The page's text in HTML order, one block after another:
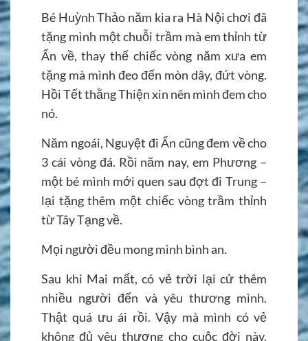
Bé Huỳnh Thảo năm kia ra Hà Nội chơi đã
tặng mình một chuỗi trầm mà em thỉnh từ
Ấn về, thay thế chiếc vòng năm xưa em
tặng mà mình đeo đến mòn dây, đứt vòng.
Hồi Tết thằng Thiện xin nên mình đem cho
nó.
Năm ngoái, Nguyệt đi Ấn cũng đem về cho
3 cái vòng đá. Rồi năm nay, em Phương –
một bé mình mới quen sau đợt đi Trung –
lại tặng thêm một chiếc vòng trầm thỉnh
từ Tây Tạng về.
Mọi người đều mong mình bình an.
Sau khi Mai mất, có vẻ trời lại cử thêm
nhiều người đến và yêu thương mình.
Thật quá ưu ái rồi. Vậy mà mình có vẻ
không đủ yêu thương cho cuộc đời này.